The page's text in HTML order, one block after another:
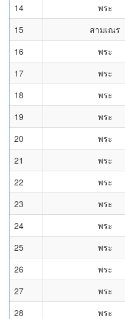
14
พระ
15
สามเณร
16
พระ
17
พระ
18
พระ
19
พระ
20
พระ
21
พระ
22
พระ
23
พระ
24
พระ
25
พระ
26
พระ
27
พระ
28
พระ